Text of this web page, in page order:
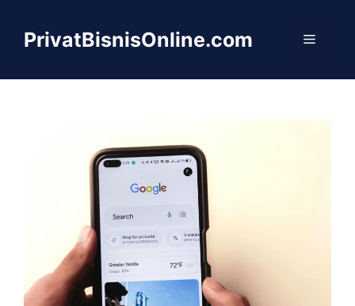
PrivatBisnisOnline.com Menu